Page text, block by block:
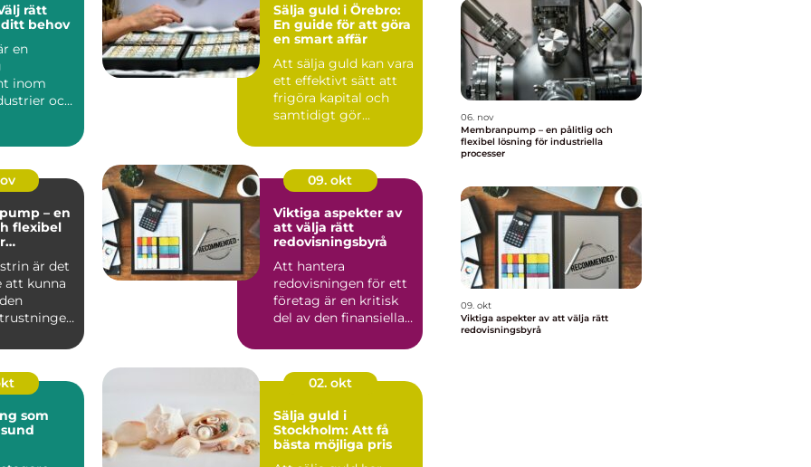
rätt
behov
en
inom
och
Sälja guld i Örebro:
En guide för att göra
en smart affär
Att sälja guld kan vara
ett effektivt sätt att
frigöra kapital och
samtidigt gör...
– en
flexibel
är det
att kunna
09. okt
Viktiga aspekter av
att välja rätt
redovisningsbyrå
Att hantera
redovisningen för ett
företag är en kritisk
del av den finansiella
som
02. okt
Sälja guld i
Stockholm: Att få
bästa möjliga pris
06. nov
Membranpump – en pålitlig och
flexibel lösning för industriella
processer
09. okt
Viktiga aspekter av att välja rätt
redovisningsbyrå